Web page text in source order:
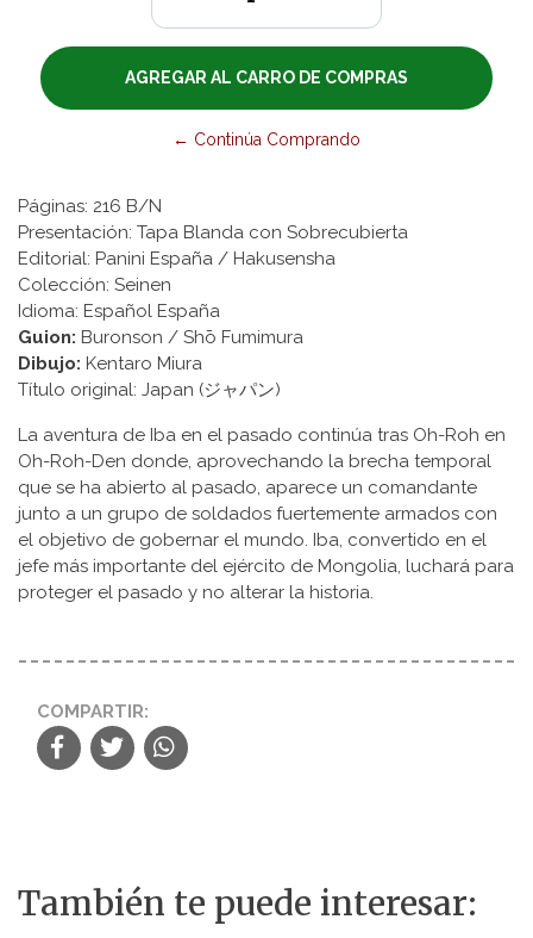
← Continúa Comprando
Páginas: 216 B/N
Presentación: Tapa Blanda con Sobrecubierta
Editorial: Panini España / Hakusensha
Colección: Seinen
Idioma: Español España
Guion: Buronson / Shō Fumimura
Dibujo: Kentaro Miura
Título original: Japan (ジャパン)
La aventura de Iba en el pasado continúa tras Oh-Roh en
Oh-Roh-Den donde, aprovechando la brecha temporal
que se ha abierto al pasado, aparece un comandante
junto a un grupo de soldados fuertemente armados con
el objetivo de gobernar el mundo. Iba, convertido en el
jefe más importante del ejército de Mongolia, luchará para
proteger el pasado y no alterar la historia.
COMPARTIR:
También te puede interesar: